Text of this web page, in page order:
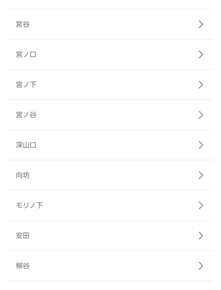
宮谷
宮ノ口
宮ノ下
宮ノ谷
深山口
向坊
モリノ下
安田
柳谷